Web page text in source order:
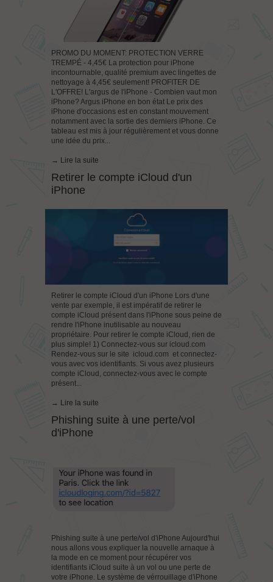
PROMO DU MOMENT: PROTECTION VERRE
TREMPÉ - 4,45€ La protection pour iPhone
incontournable, qualité premium avec lingettes de
nettoyage à 4,45€ seulement! PROFITER DE
L'OFFRE! L'argus de l'iPhone - Combien vaut mon
iPhone? Argus iPhone en bon état Le prix des
iPhone d'occasions est en constant mouvement
notamment avec la sortie des derniers iPhone. Ce
tableau est mis à jour régulièrement et vous donne
une idée du prix...
→ Lire la suite
Retirer le compte iCloud d'un
iPhone
Retirer le compte iCloud d'un iPhone Lors d'une
vente par exemple, il est impératif de retirer le
compte iCloud présent dans l'iPhone sous peine de
rendre l'iPhone inutilisable au nouveau
propriétaire. Pour retirer le compte iCloud, rien de
plus simple! 1) Connectez-vous sur icloud.com
Rendez-vous sur le site icloud.com et connectez-
vous avec vos identifiants. Si vous avez plusieurs
compte iCloud, connectez-vous avec le compte
présent...
→ Lire la suite
Phishing suite à une perte/vol
d'iPhone
Phishing suite à une perte/vol d'iPhone Aujourd'hui
nous allons vous expliquer la nouvelle arnaque à
la mode en ce moment pour récupérer vos
identifiants iCloud suite à un vol ou une perte de
votre iPhone. Le système de vérrouillage d'iPhone